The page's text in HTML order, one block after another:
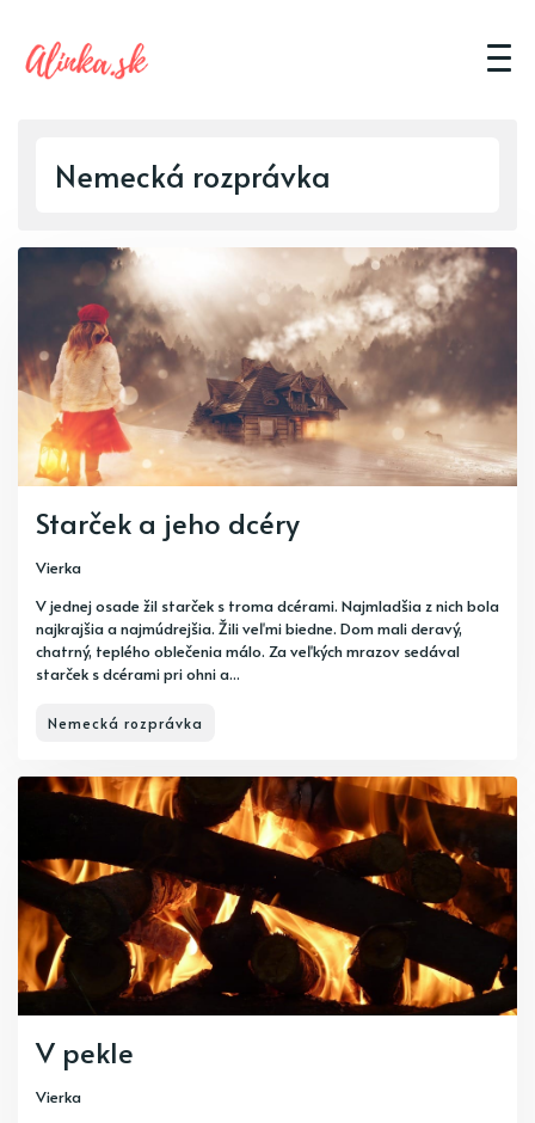
Nemecká rozprávka
Starček a jeho dcéry
Vierka
V jednej osade žil starček s troma dcérami. Najmladšia z nich bola
najkrajšia a najmúdrejšia. Žili veľmi biedne. Dom mali deravý,
chatrný, teplého oblečenia málo. Za veľkých mrazov sedával
starček s dcérami pri ohni a...
Nemecká rozprávka
V pekle
Vierka